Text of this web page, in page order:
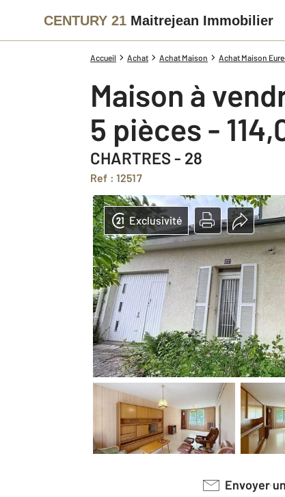
CENTURY 21 Maitrejean Immobilier
Accueil Achat Achat Maison Achat Maison
Maison à
5 pièces -
CHARTRES - 28
Ref : 12517
Exclusivité
Envoyer